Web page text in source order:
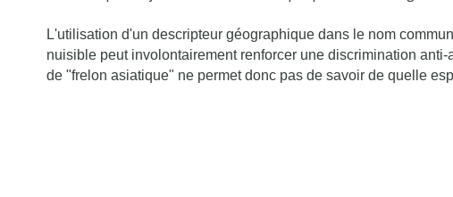
L'utilisation d'un descripteur géographique dans le nom
nuisible peut involontairement renforcer une discrimination
de "frelon asiatique" ne permet donc pas de savoir de quelle